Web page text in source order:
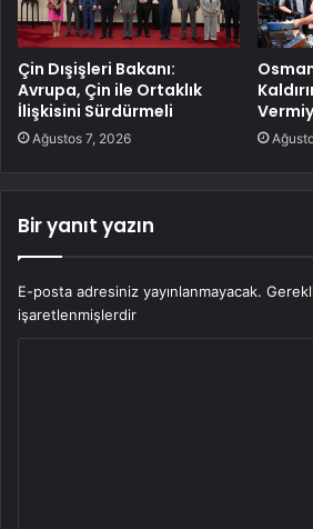
Çin Dışişleri Bakanı:
Avrupa, Çin ile Ortaklık
İlişkisini Sürdürmeli
Ağustos 7, 2026
Bir yanıt yazın
E-posta adresiniz yayınlanmayacak.
işaretlenmişlerdir